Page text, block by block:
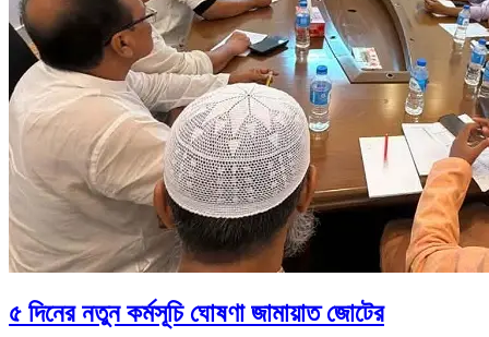
৫ দিনের নতুন কর্মসূচি ঘোষণা জামায়াত জোটের